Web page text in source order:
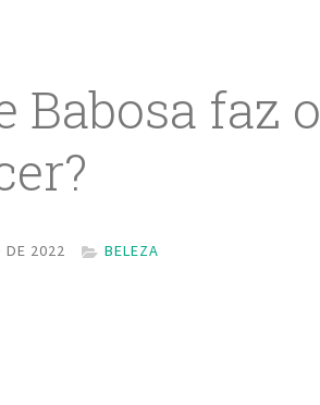
Babosa faz o
DE 2022 BELEZA